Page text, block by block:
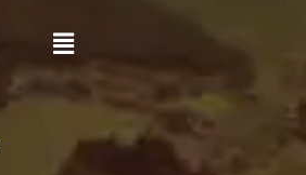
メ
ニ
ー